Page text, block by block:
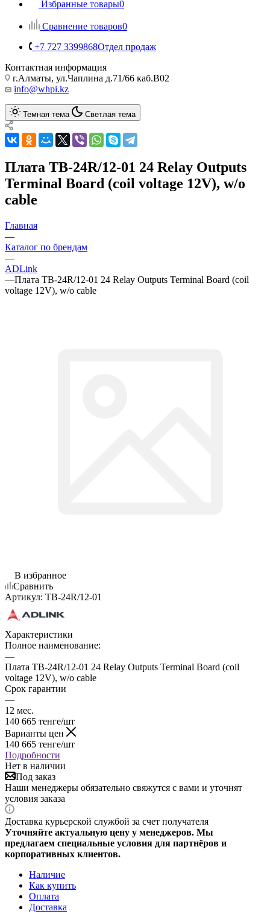
Избранные товары0
Сравнение товаров0
+7 727 3399868Отдел продаж
Контактная информация
г.Алматы, ул.Чаплина д.71/66 каб.B02
info@whpi.kz
Темная тема Светлая тема
Плата TB-24R/12-01 24 Relay Outputs
Terminal Board (coil voltage 12V), w/o
cable
Главная
—
Каталог по брендам
—
ADLink
—Плата TB-24R/12-01 24 Relay Outputs Terminal Board (coil
voltage 12V), w/o cable
В избранное
Сравнить
Артикул: TB-24R/12-01
Характеристики
Полное наименование:
—
Плата TB-24R/12-01 24 Relay Outputs Terminal Board (coil
voltage 12V), w/o cable
Срок гарантии
—
12 мес.
140 665 тенге/шт
Варианты цен
140 665 тенге/шт
Подробности
Нет в наличии
Под заказ
Наши менеджеры обязательно свяжутся с вами и уточнят
условия заказа
Доставка курьерской службой за счет получателя
Уточняйте актуальную цену у менеджеров. Мы
предлагаем специальные условия для партнёров и
корпоративных клиентов.
Наличие
Как купить
Оплата
Доставка